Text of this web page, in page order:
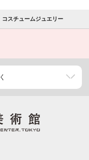
コスチュームジュエリー